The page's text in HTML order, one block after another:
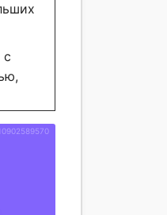
с